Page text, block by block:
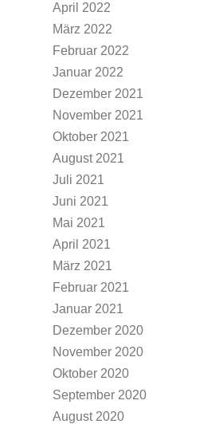
April 2022
März 2022
Februar 2022
Januar 2022
Dezember 2021
November 2021
Oktober 2021
August 2021
Juli 2021
Juni 2021
Mai 2021
April 2021
März 2021
Februar 2021
Januar 2021
Dezember 2020
November 2020
Oktober 2020
September 2020
August 2020